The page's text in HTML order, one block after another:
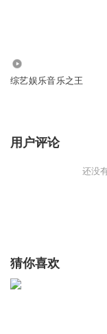
综艺娱乐音乐之王
用户评论
还没
猜你喜欢